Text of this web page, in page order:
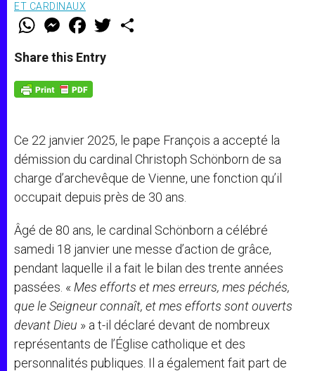
ET CARDINAUX
W
t
s
p
p
M
e
s
e
g
e
F
a
e
b
o
k
w
Share this Entry
Ce 22 janvier 2025, le pape François a accepté la
démission du cardinal Christoph Schönborn de sa
charge d’archevêque de Vienne, une fonction qu’il
occupait depuis près de 30 ans.
Âgé de 80 ans, le cardinal Schönborn a célébré
samedi 18 janvier une messe d’action de grâce,
pendant laquelle il a fait le bilan des trente années
passées. « Mes efforts et mes erreurs, mes péchés,
que le Seigneur connaît, et mes efforts sont ouverts
devant Dieu » a t-il déclaré devant de nombreux
représentants de l’Église catholique et des
personnalités publiques. Il a également fait part de